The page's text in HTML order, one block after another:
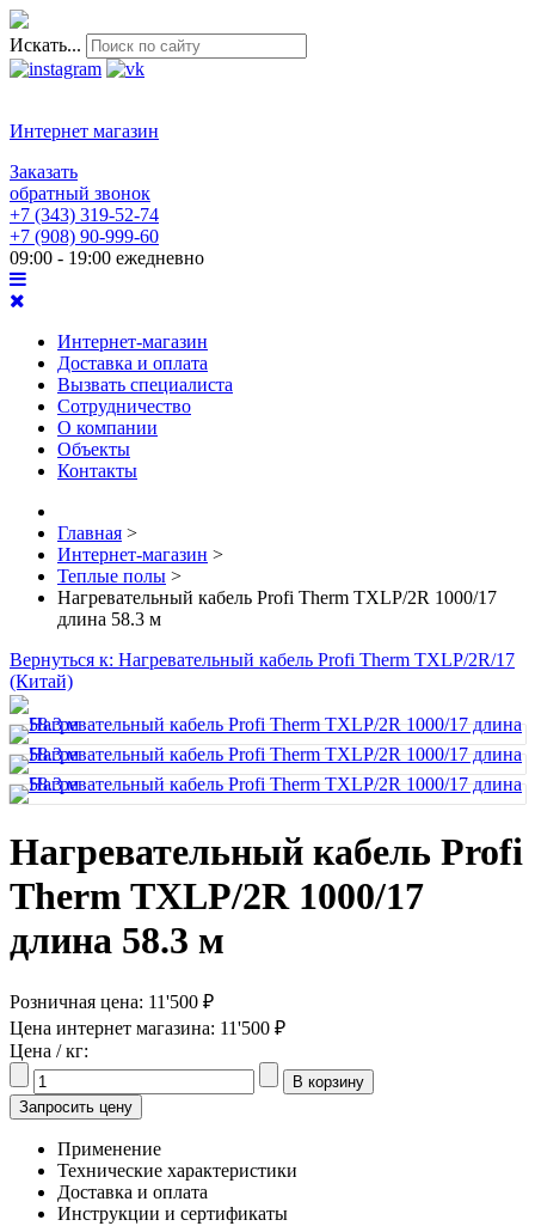
Искать...
Интернет магазин
Заказать
обратный звонок
+7 (343) 319-52-74
+7 (908) 90-999-60
09:00 - 19:00 ежедневно
Интернет-магазин
Доставка и оплата
Вызвать специалиста
Сотрудничество
О компании
Объекты
Контакты
Главная >
Интернет-магазин >
Теплые полы >
Нагревательный кабель Profi Therm TXLP/2R 1000/17
длина 58.3 м
Вернуться к: Нагревательный кабель Profi Therm TXLP/2R/17
(Китай)
Нагревательный кабель Profi
Therm TXLP/2R 1000/17
длина 58.3 м
Розничная цена: 11'500 ₽
Цена интернет магазина: 11'500 ₽
Цена / кг:
Запросить цену
Применение
Технические характеристики
Доставка и оплата
Инструкции и сертификаты